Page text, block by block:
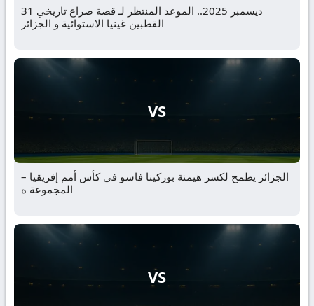
31 ديسمبر 2025.. الموعد المنتظر لـ قصة صراع تاريخي
القطبين غينيا الاستوائية و الجزائر
VS
الجزائر يطمح لكسر هيمنة بوركينا فاسو في كأس أمم إفريقيا –
المجموعة ه
VS